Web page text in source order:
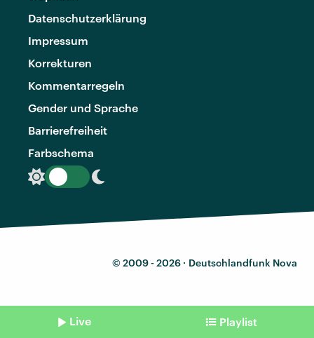
Datenschutzerklärung
Impressum
Korrekturen
Kommentarregeln
Gender und Sprache
Barrierefreiheit
Farbschema
© 2009 - 2026 · Deutschlandfunk Nova
Live Playlist